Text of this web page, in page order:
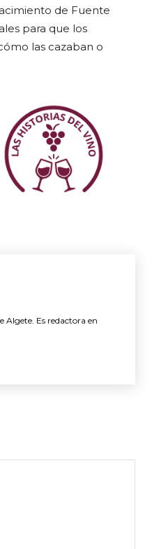
de Fuente
para que los
las cazaban o
Algete. Es redactora en